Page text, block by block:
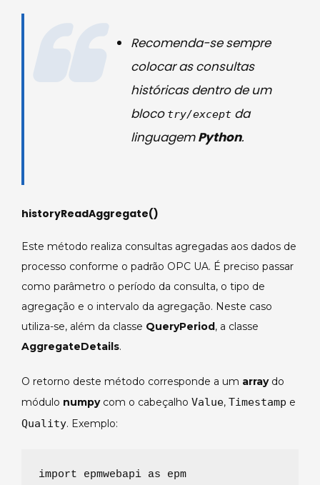
Recomenda-se sempre
colocar as consultas
históricas dentro de um
bloco try/except da
linguagemPython.
historyReadAggregate()
Este método realiza consultas agregadas aos dados de
processo conforme o padrão OPC UA. É preciso passar
como parâmetro o período da consulta, o tipo de
agregação e o intervalo da agregação. Neste caso
utiliza-se, além da classe QueryPeriod, a classe
AggregateDetails.
O retorno deste método corresponde a um arraydo
módulo numpycom o cabeçalho Value, Timestamp e
Quality. Exemplo:
import epmwebapi as